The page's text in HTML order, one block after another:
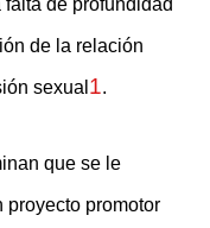
de la relación
sexual 1.
que se le
proyecto promotor